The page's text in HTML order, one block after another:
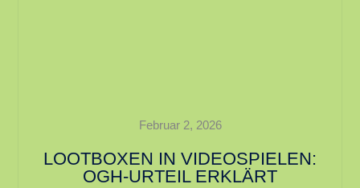
Februar 2, 2026
LOOTBOXEN IN VIDEOSPIELEN:
OGH-URTEIL ERKLÄRT